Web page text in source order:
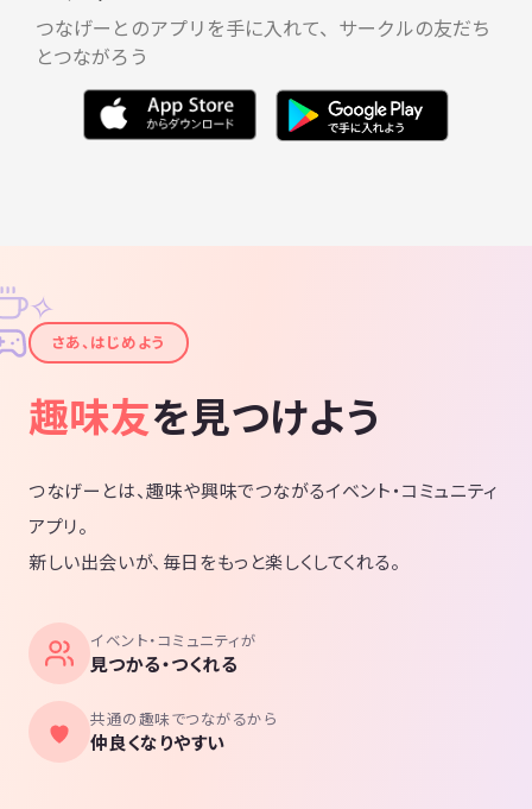
つなげーとのアプリを手に入れて、サークルの友だち
とつながろう
✦
✧
さあ、はじめよう
趣味友を見つけよう
つなげーとは、趣味や興味でつながるイベント・コミュニティ
アプリ。
新しい出会いが、毎日をもっと楽しくしてくれる。
イベント・コミュニティが
見つかる・つくれる
共通の趣味でつながるから
仲良くなりやすい